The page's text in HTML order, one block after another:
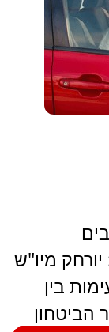
מיו"ש
בין
הביטחון